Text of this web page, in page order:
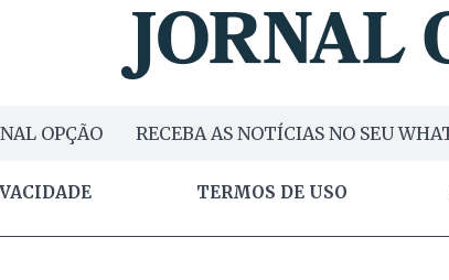
OPÇÃO RECEBA AS NOTÍCIAS NO SEU
TERMOS DE USO